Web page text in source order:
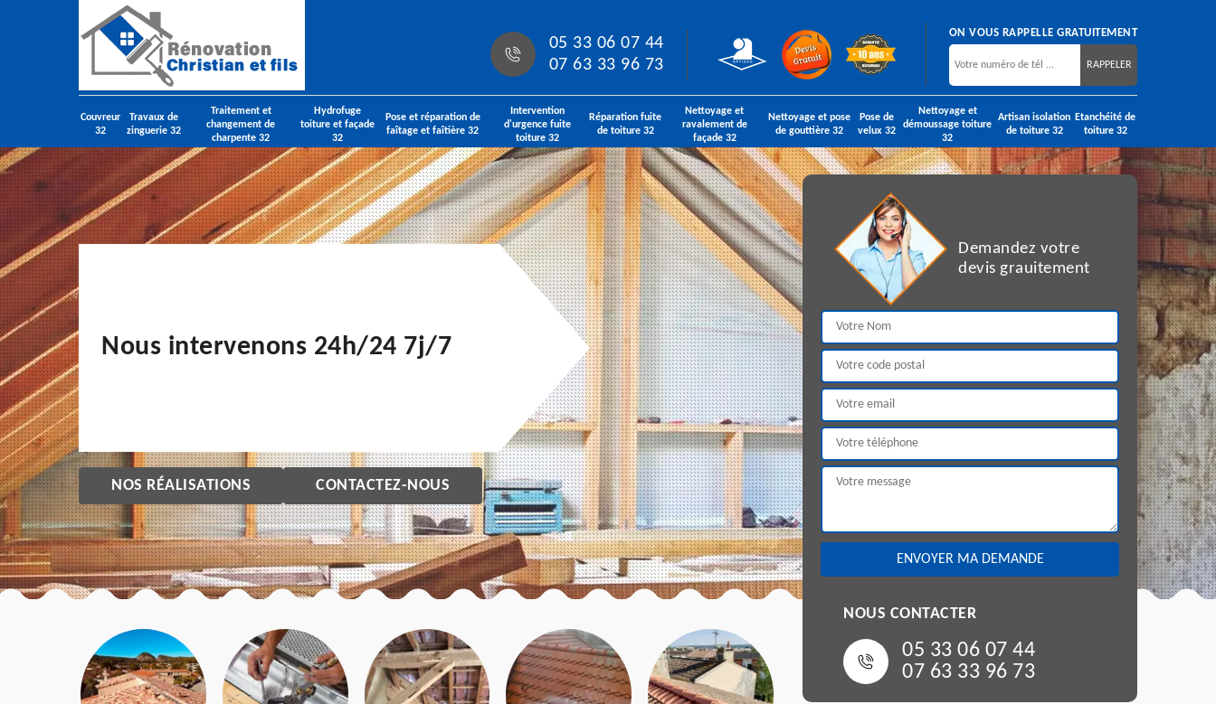
05 33 06 07 44
07 63 33 96 73
ON VOUS RAPPELLE GRATUITEMENT
Couvreur
32
Travaux de
zinguerie 32
Traitement et
changement de
charpente 32
Hydrofuge
toiture et façade
32
Pose et réparation de
faîtage et faîtière 32
Intervention
d'urgence fuite
toiture 32
Réparation fuite
de toiture 32
Nettoyage et
ravalement de
façade 32
Nettoyage et pose
de gouttière 32
Pose de
velux 32
Nettoyage et
démoussage toiture
32
Artisan isolation
de toiture 32
Etanchéité de
toiture 32
Nous intervenons 24h/24 7j/7
NOS RÉALISATIONS CONTACTEZ-NOUS
Demandez votre
devis grauitement
NOUS CONTACTER
05 33 06 07 44
07 63 33 96 73